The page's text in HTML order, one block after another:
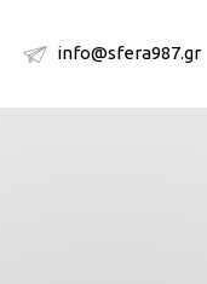
info@sfera987.gr